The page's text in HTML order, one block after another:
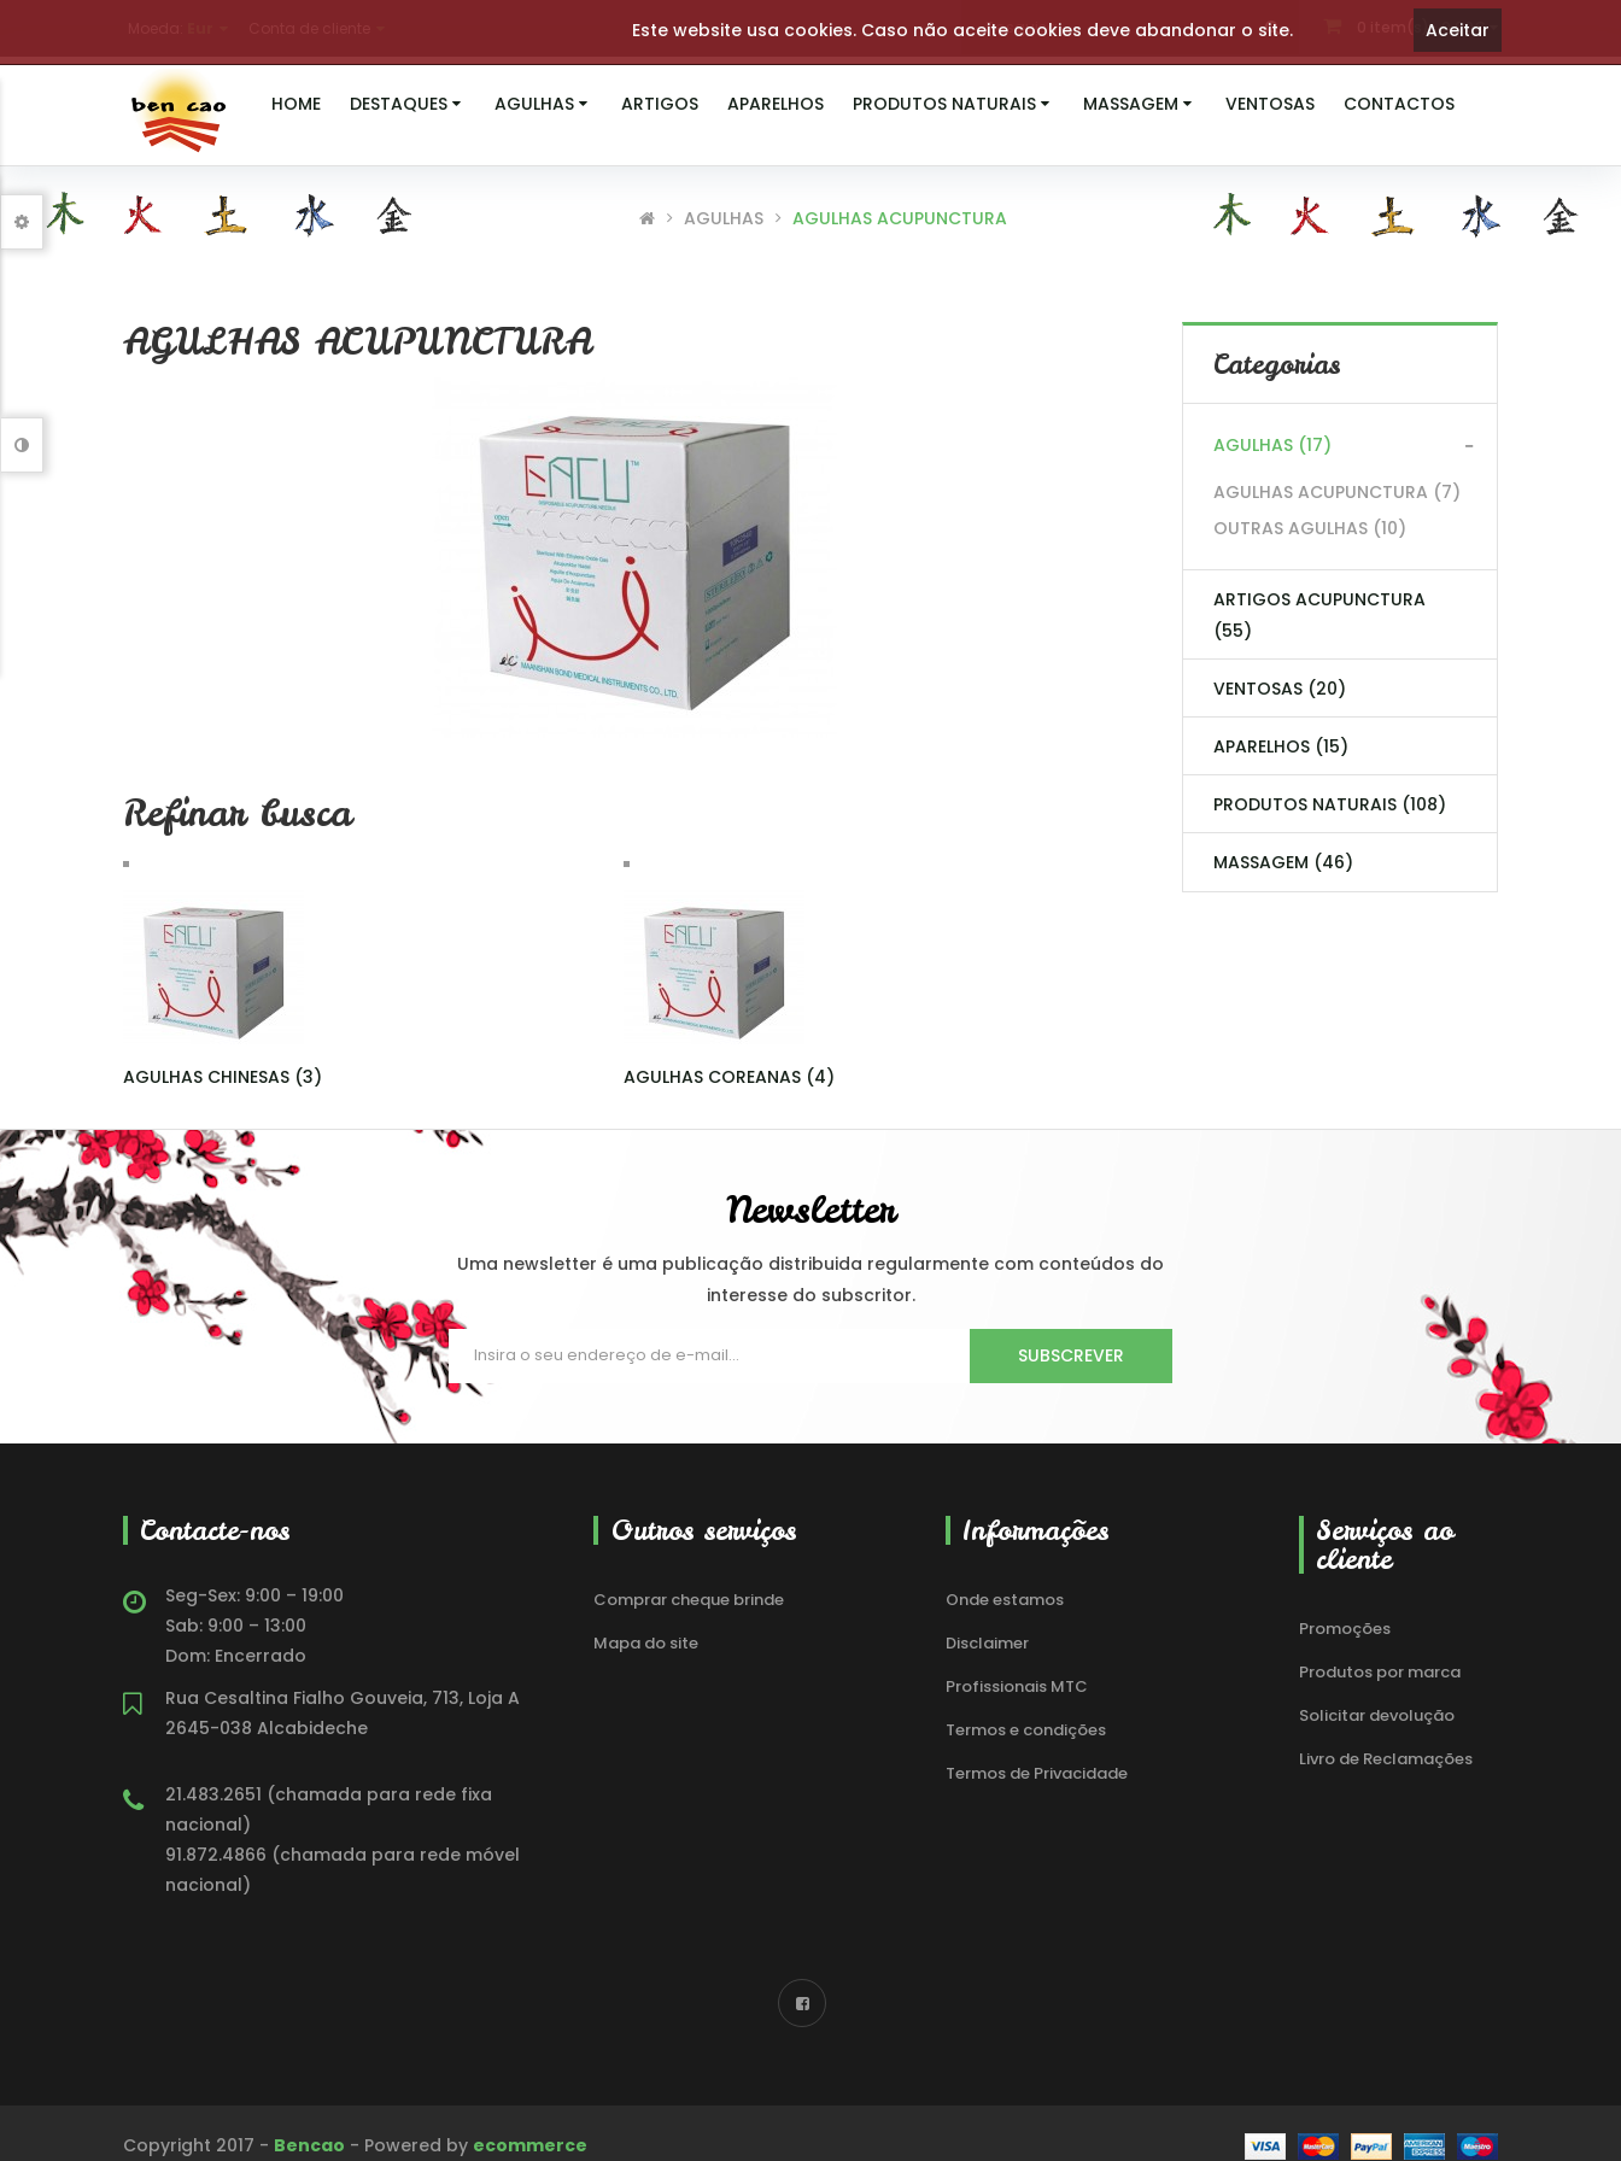
0 item(s)- 0,00€
HOME DESTAQUES AGULHAS ARTIGOS APARELHOS PRODUTOS NATURAIS MASSAGEM VENTOSAS CONTACTOS
AGULHAS AGULHAS ACUPUNCTURA
AGULHAS ACUPUNCTURA
Refinar busca
AGULHAS CHINESAS (3) AGULHAS COREANAS (4)
Categorias
AGULHAS (17)
AGULHAS ACUPUNCTURA (7)
OUTRAS AGULHAS (10)
ARTIGOS ACUPUNCTURA
(55)
VENTOSAS (20)
APARELHOS (15)
PRODUTOS NATURAIS (108)
MASSAGEM (46)
Newsletter
Uma newsletter é uma publicação distribuida regularmente com conteúdos do
interesse do subscritor.
SUBSCREVER
Contacte-nos
Seg-Sex: 9:00 – 19:00
Sab: 9:00 – 13:00
Dom: Encerrado
Rua Cesaltina Fialho Gouveia, 713, Loja A
2645-038 Alcabideche
21.483.2651 (chamada para rede fixa
nacional)
91.872.4866 (chamada para rede móvel
nacional)
Outros serviços
Comprar cheque brinde
Mapa do site
Informações
Onde estamos
Disclaimer
Profissionais MTC
Termos e condições
Termos de Privacidade
Serviços ao
cliente
Promoções
Produtos por marca
Solicitar devolução
Livro de Reclamações
Copyright 2017 - Bencao - Powered by ecommerce
Este website usa cookies. Caso não aceite cookies deve abandonar o site. Aceitar